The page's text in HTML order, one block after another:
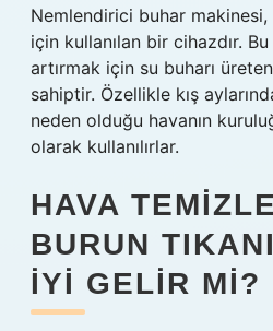
Nemlendirici buhar makinesi,
için kullanılan bir cihazdır.
artırmak için su buharı
sahiptir. Özellikle kış
neden olduğu havanın
olarak kullanılırlar.
HAVA
BURUN
IYI GELIR MI?